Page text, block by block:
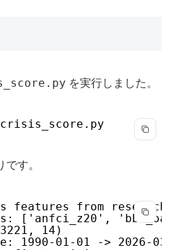
を実行しました。
す。
features from
['anfci_z20',
14)
1990-01-01 -> 2026-